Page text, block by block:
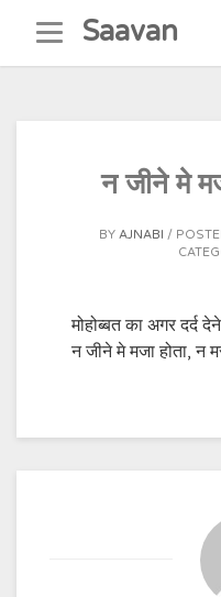
content
Saavan
न जीने मे
BY AJNABI
मोहोब्बत का अगर दर्द
न जीने मे मजा होता,